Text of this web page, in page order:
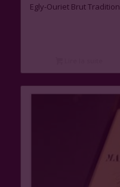
Egly-Ouriet Brut Tradition